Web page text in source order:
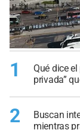
1
Qué dice
privada”
2
Buscan
mientras